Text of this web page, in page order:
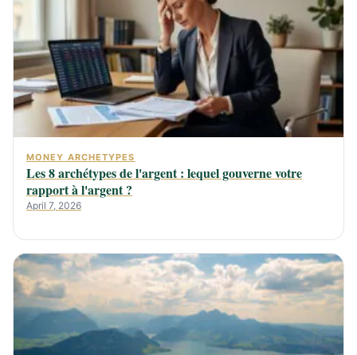
MONEY ARCHETYPES
Les 8 archétypes de l'argent : lequel gouverne votre
rapport à l'argent ?
April 7, 2026